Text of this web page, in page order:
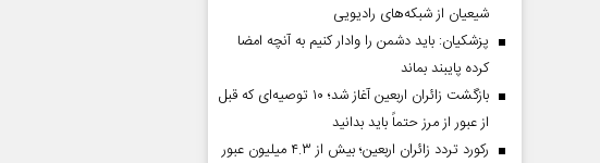
شیعیان از شبکه‌های رادیویی
پزشکیان: باید دشمن را وادار کنیم به آنچه امضا
کرده پایبند بماند
بازگشت زائران اربعین آغاز شد؛ ۱۰ توصیه‌ای که قبل
از عبور از مرز حتماً باید بدانید
رکورد تردد زائران اربعین؛ بیش از ۴.۳ میلیون عبور